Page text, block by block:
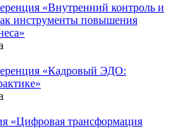
«Внутренний контроль и
инструменты повышения
«Кадровый ЭДО:
«Цифровая трансформация